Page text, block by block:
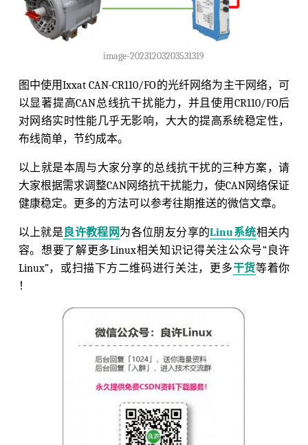
image-20231203203531319
图中使用Ixxat CAN-CR110/FO的光纤网络为主干网络，可
以显著提高CAN总线抗干扰能力，并且使用CR110/FO后
对网络实时性能几乎无影响，大大的提高系统稳定性，
布线简单，节约成本。
以上就是本周与大家分享的总线抗干扰的三种方案，请
大家根据需求调整CAN网络抗干扰能力，使CAN网络保证
健康稳定。更多的方法可以参考往期推送的微信文章。
以上就是良许教程网为各位朋友分享的Linu系统相关内
容。想要了解更多Linux相关知识记得关注公众号“良许
Linux”，或扫描下方二维码进行关注，更多干货等着你
！